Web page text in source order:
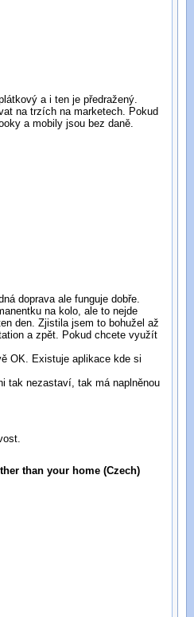
a i ten je předražený.
na trzích na marketech. Pokud
a mobily jsou bez daně.
doprava ale funguje dobře.
na kolo, ale to nejde
den. Zjistila jsem to bohužel až
a zpět. Pokud chcete využít
OK. Existuje aplikace kde si
tak nezastaví, tak má naplněnou
than your home (Czech)